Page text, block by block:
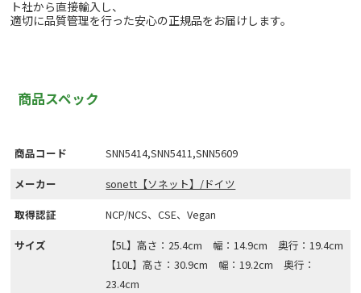
ト社から直接輸入し、
適切に品質管理を行った安心の正規品をお届けします。
商品スペック
商品コード
SNN5414,SNN5411,SNN5609
メーカー
sonett【ソネット】/ドイツ
取得認証
NCP/NCS、CSE、Vegan
サイズ
【5L】高さ：25.4cm 幅：14.9cm 奥行：19.4cm
【10L】高さ：30.9cm 幅：19.2cm 奥行：
23.4cm